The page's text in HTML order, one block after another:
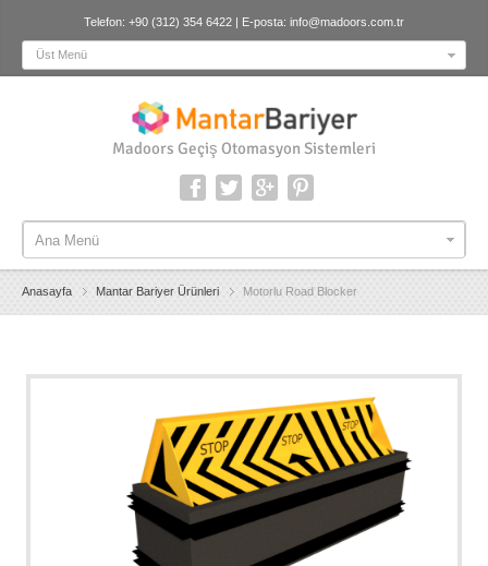
Telefon: +90 (312) 354 6422 | E-posta: info@madoors.com.tr
Üst Menü
Madoors Geçiş Otomasyon Sistemleri
Ana Menü
Ana Menü
Anasayfa Mantar Bariyer Ürünleri Motorlu Road Blocker